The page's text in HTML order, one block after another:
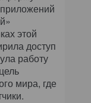
этой
доступ
работу
мира, где